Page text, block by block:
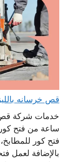
قص خرسانه بالليزر الكويت
ساعة من فتح
فتح كور
بالإضافة لعمل